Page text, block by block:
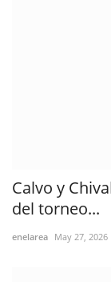
Calvo y
del torneo...
enelarea May 27, 2026